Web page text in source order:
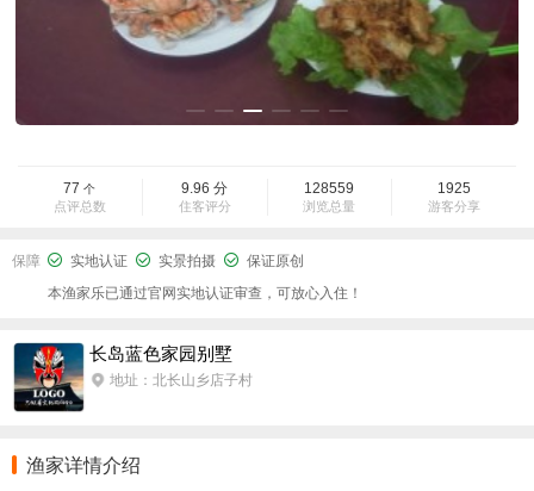
77 个
点评总数
9.96 分
住客评分
128559
浏览总量
1925
游客分享
保障 实地认证 实景拍摄
保证原创
本渔家乐已通过官网实地认证审查，可放心入住！
长岛蓝色家园别墅
地址：北长山乡店子村
渔家详情介绍